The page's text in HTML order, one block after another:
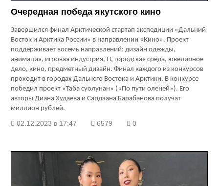
Очередная победа якутского кино
Завершился финал Арктической стартап экспедиции «Дальний
Восток и Арктика России» в направлении «Кино». Проект
поддерживает восемь направлений: дизайн одежды,
анимация, игровая индустрия, IT, городская среда, ювелирное
дело, кино, предметный дизайн. Финал каждого из конкурсов
проходит в городах Дальнего Востока и Арктики. В конкурсе
победил проект «Таба суолунан» («По пути оленей»). Его
авторы Диана Худаева и Сардаана Барабанова получат
миллион рублей.
02.12.2023 в 17:47 6579 0